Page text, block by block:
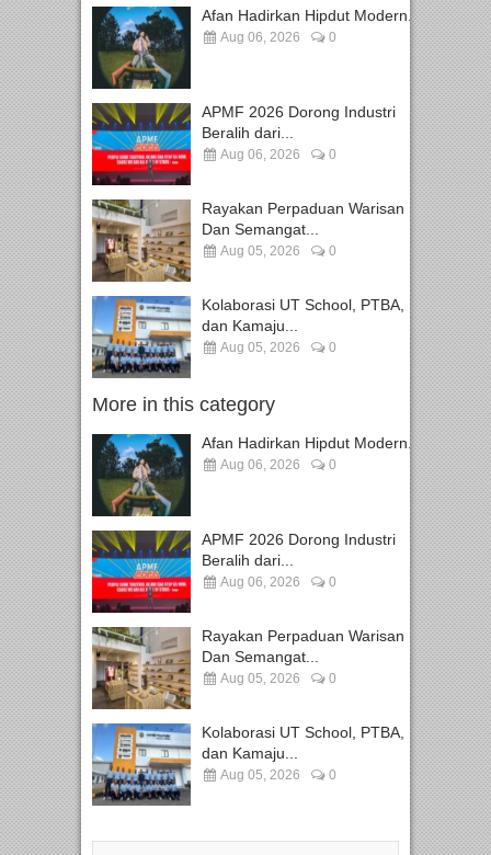
Afan Hadirkan Hipdut Modern...
Aug 06, 2026 0
APMF 2026 Dorong Industri
Beralih dari...
Aug 06, 2026 0
Rayakan Perpaduan Warisan
Dan Semangat...
Aug 05, 2026 0
Kolaborasi UT School, PTBA,
dan Kamaju...
Aug 05, 2026 0
More in this category
Afan Hadirkan Hipdut Modern...
Aug 06, 2026 0
APMF 2026 Dorong Industri
Beralih dari...
Aug 06, 2026 0
Rayakan Perpaduan Warisan
Dan Semangat...
Aug 05, 2026 0
Kolaborasi UT School, PTBA,
dan Kamaju...
Aug 05, 2026 0